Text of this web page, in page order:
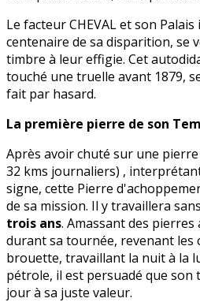
Le facteur CHEVAL et son Palais
centenaire de sa disparition, se
timbre à leur effigie. Cet
touché une truelle avant 1879,
fait par hasard.
La première pierre de son
Après avoir chuté sur une
32 kms journaliers) ,
signe, cette Pierre
de sa mission. Il y travaillera
trois ans. Amassant des
durant sa tournée, revenant les
brouette, travaillant la nuit à la
pétrole, il est persuadé que son
jour à sa juste valeur.